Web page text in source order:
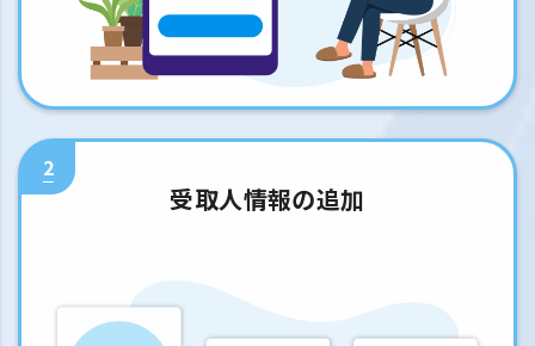
2
受取人情報の追加